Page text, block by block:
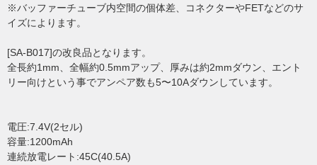
※バッファーチューブ内空間の個体差、コネクターやFETなどのサ
イズによります。
[SA-B017]の改良品となります。
全長約1mm、全幅約0.5mmアップ、厚みは約2mmダウン、エント
リー向けという事でアンペア数も5〜10Aダウンしています。
電圧:7.4V(2セル)
容量:1200mAh
連続放電レート:45C(40.5A)